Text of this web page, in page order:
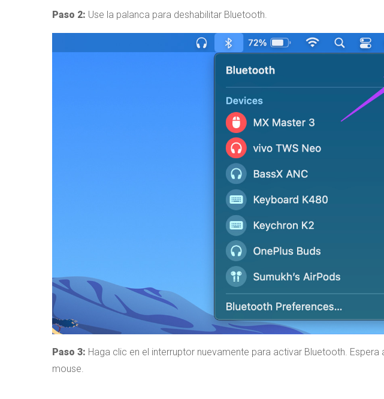
Paso 2: Use la palanca para deshabilitar Bluetooth.
Paso 3: Haga clic en el interruptor nuevamente para activar Bluetooth.
mouse.